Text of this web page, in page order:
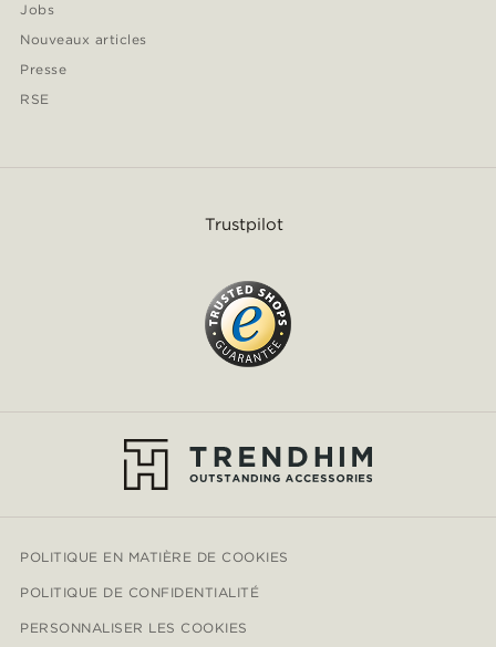
Jobs
Nouveaux articles
Presse
RSE
Trustpilot
POLITIQUE EN MATIÈRE DE COOKIES
POLITIQUE DE CONFIDENTIALITÉ
PERSONNALISER LES COOKIES